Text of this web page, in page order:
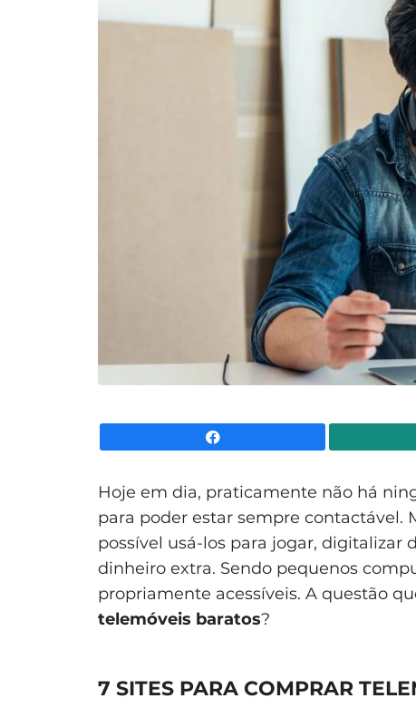
Hoje em dia, praticamente não há
para poder estar sempre contactável.
possível usá-los para jogar,
dinheiro extra. Sendo pequenos
propriamente acessíveis. A questão
telemóveis baratos?
7 SITES PARA COMPRAR